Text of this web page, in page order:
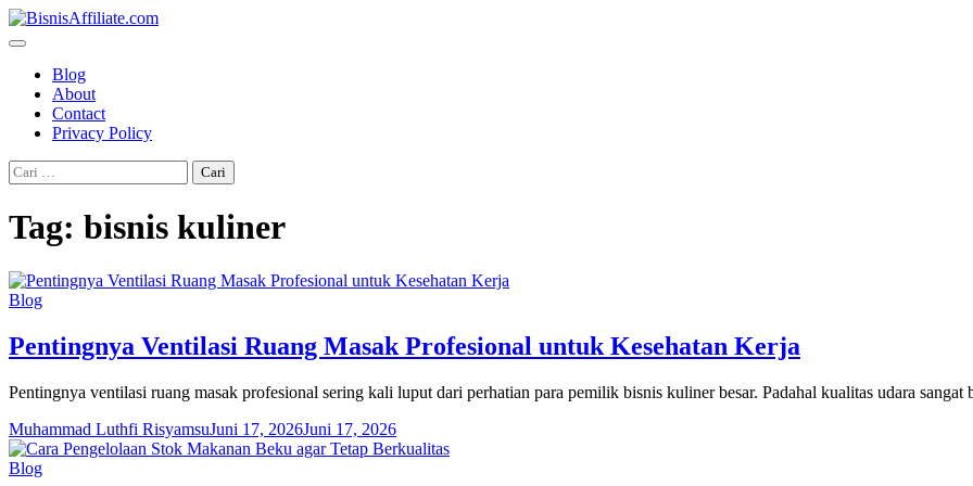
Skip
to
Blog
About
Contact
Privacy Policy
Cari
untuk:
Tag: bisnis kuliner
Blog
Pentingnya Ventilasi Ruang Masak Profesional untuk Kesehatan Kerja
Pentingnya ventilasi ruang masak profesional sering kali luput dari perhatian para pemilik bisnis kuliner besar. Padahal kualitas udara
Muhammad Luthfi RisyamsuJuni 17, 2026Juni 17, 2026
Blog